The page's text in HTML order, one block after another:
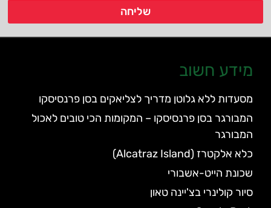
שליחה
מידע חשוב
מסעדות ללא גלוטן מדריך לצליאקים בסן פרנסיסקו
המבורגר בסן פרנסיסקו – המקומות הכי טובים לאכול
המבורגר
כלא אלקטרז (Alcatraz Island)
שכונת הייט-אשבורי
סיור קולינרי בצ'יינה טאון